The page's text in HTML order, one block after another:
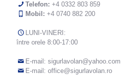
Telefon: +4 0332 803 859
Mobil: +4 0740 882 200
LUNI-VINERI:
între orele 8:00-17:00
E-mail:sigurlavolan@yahoo.com
E-mail:office@sigurlavolan.ro